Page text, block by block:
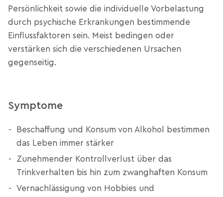
Persönlichkeit sowie die individuelle Vorbelastung
durch psychische Erkrankungen bestimmende
Einflussfaktoren sein. Meist bedingen oder
verstärken sich die verschiedenen Ursachen
gegenseitig.
Symptome
Beschaffung und Konsum von Alkohol bestimmen
das Leben immer stärker
Zunehmender Kontrollverlust über das
Trinkverhalten bis hin zum zwanghaften Konsum
Vernachlässigung von Hobbies und